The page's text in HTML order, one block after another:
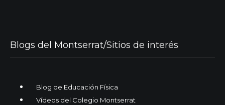
Blogs del Montserrat/Sitios de interés
Blog de Educación Física
Vídeos del Colegio Montserrat